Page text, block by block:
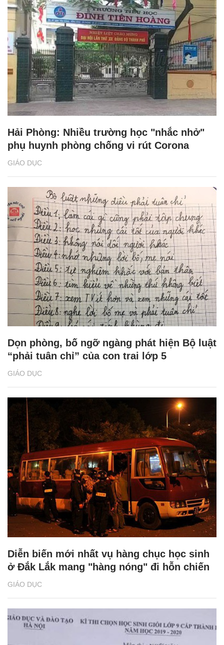
GIÁO DỤC
Hải Phòng: Nhiều trường học "nhắc nhở"
phụ huynh phòng chống vi rút Corona
GIÁO DỤC
Dọn phòng, bố ngỡ ngàng phát hiện Bộ luật
“phải tuân chỉ” của con trai lớp 5
GIÁO DỤC
Diễn biến mới nhất vụ hàng chục học sinh
ở Đắk Lắk mang "hàng nóng" đi hỗn chiến